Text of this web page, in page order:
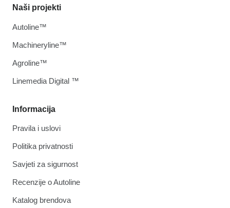
Informacija
Pravila i uslovi
Politika privatnosti
Savjeti za sigurnost
Recenzije o Autoline
Katalog brendova
Naši projekti
Autoline™
Machineryline™
Agroline™
Linemedia Digital ™